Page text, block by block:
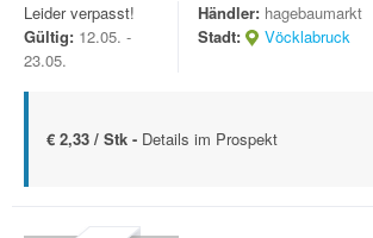
Leider verpasst!
Gültig: 12.05. -
23.05.
Händler: hagebaumarkt
Stadt:
Vöcklabruck
€ 2,33 / Stk - Details im Prospekt